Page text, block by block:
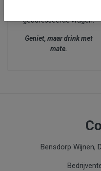
geadresseerde vragen.
Geniet, maar drink met
mate.
Bensdorp Wijnen,